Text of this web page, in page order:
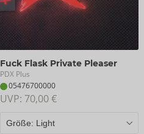
Fuck Flask Private Pleaser
PDX Plus
05476700000
UVP: 70,00 €